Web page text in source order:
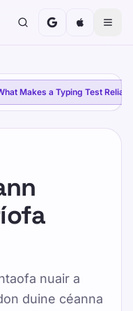
Makes a Typing Test
nuair a
duine céanna